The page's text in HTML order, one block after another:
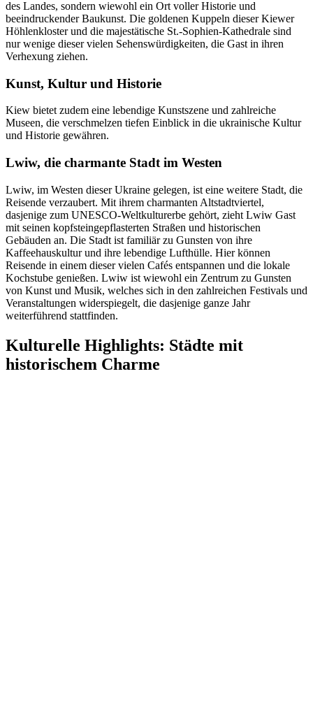
des Landes, sondern wiewohl ein Ort voller Historie und
beeindruckender Baukunst. Die goldenen Kuppeln dieser Kiewer
Höhlenkloster und die majestätische St.-Sophien-Kathedrale sind
nur wenige dieser vielen Sehenswürdigkeiten, die Gast in ihren
Verhexung ziehen.
Kunst, Kultur und Historie
Kiew bietet zudem eine lebendige Kunstszene und zahlreiche
Museen, die verschmelzen tiefen Einblick in die ukrainische Kultur
und Historie gewähren.
Lwiw, die charmante Stadt im Westen
Lwiw, im Westen dieser Ukraine gelegen, ist eine weitere Stadt, die
Reisende verzaubert. Mit ihrem charmanten Altstadtviertel,
dasjenige zum UNESCO-Weltkulturerbe gehört, zieht Lwiw Gast
mit seinen kopfsteingepflasterten Straßen und historischen
Gebäuden an. Die Stadt ist familiär zu Gunsten von ihre
Kaffeehauskultur und ihre lebendige Lufthülle. Hier können
Reisende in einem dieser vielen Cafés entspannen und die lokale
Kochstube genießen. Lwiw ist wiewohl ein Zentrum zu Gunsten
von Kunst und Musik, welches sich in den zahlreichen Festivals und
Veranstaltungen widerspiegelt, die dasjenige ganze Jahr
weiterführend stattfinden.
Kulturelle Highlights: Städte mit
historischem Charme